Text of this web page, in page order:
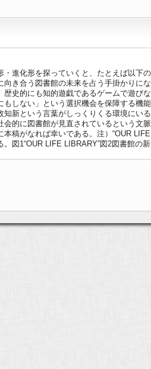
進化形を探っていくと、たとえば以下
き合う図書館の未来を占う手掛かりに
歴史的にも知的遊戯であるゲームで遊
しない」という選択機会を保障する機
新という言葉がしっくりくる環境にい
的に図書館が見直されているという文
稿がなれば幸いである。注）“OUR
図1“OUR LIFE LIBRARY”図2図書館の